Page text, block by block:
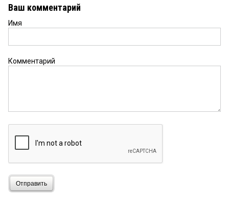
Ваш комментарий
Имя
Комментарий
Отправить